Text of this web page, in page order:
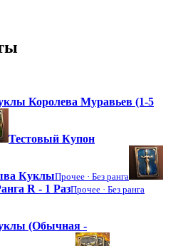
Королева Муравьев (1-5
Тестовый Купон
КуклыПрочее · Без ранга
R - 1 РазПрочее · Без ранга
(Обычная -